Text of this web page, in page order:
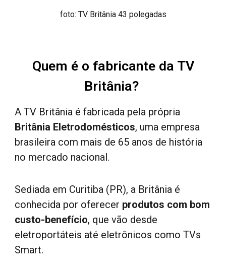
foto: TV Britânia 43 polegadas
Quem é o fabricante da TV
Britânia?
A TV Britânia é fabricada pela própria
Britânia Eletrodomésticos, uma empresa
brasileira com mais de 65 anos de história
no mercado nacional.
Sediada em Curitiba (PR), a Britânia é
conhecida por oferecer produtos com bom
custo-benefício, que vão desde
eletroportáteis até eletrônicos como TVs
Smart.